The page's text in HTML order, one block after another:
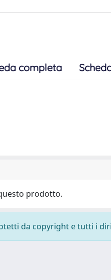
completa
prodotto.
da copyright e tutti i